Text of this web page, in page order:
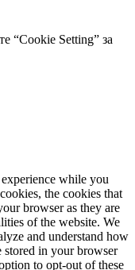
“Cookie Setting” за
while you
the cookies that
browser as they are
of the website. We
and understand how
stored in your browser
to opt-out of these